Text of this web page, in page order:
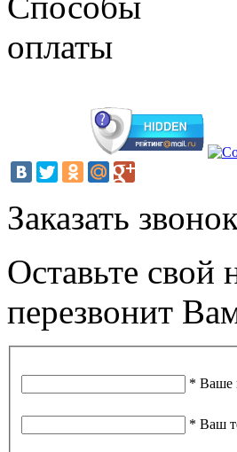
Заказать звонок
Оставьте
перезвонит
* Ваше
* Ваш